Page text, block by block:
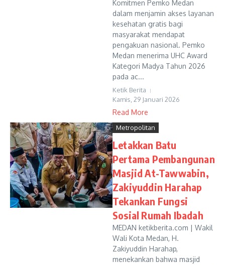
Komitmen Pemko Medan
dalam menjamin akses layanan
kesehatan gratis bagi
masyarakat mendapat
pengakuan nasional. Pemko
Medan menerima UHC Award
Kategori Madya Tahun 2026
pada ac...
Ketik Berita
Kamis, 29 Januari 2026
Read More
Metropolitan
Letakkan Batu
Pertama Pembangunan
Masjid At-Tawwabin,
Zakiyuddin Harahap
Tekankan Fungsi
Sosial Rumah Ibadah
MEDAN ketikberita.com | Wakil
Wali Kota Medan, H.
Zakiyuddin Harahap,
menekankan bahwa masjid